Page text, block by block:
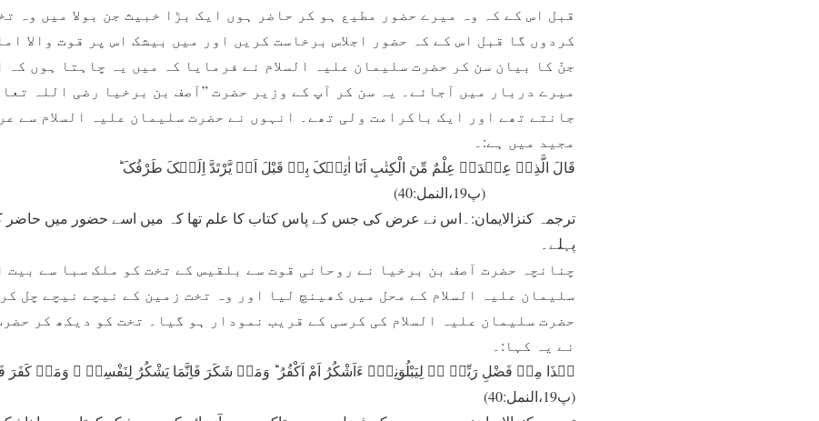
قبل اس کے کہ وہ میرے حضور مطیع ہو کر حاضر ہوں ایک بڑا خبیث جن بولا میں وہ
کردوں گا قبل اس کے کہ حضور اجلاس برخاست کریں اور میں بیشک اس پر قوت والا
جنّ کا بیان سن کر حضرت سلیمان علیہ السلام نے فرمایا کہ میں یہ چاہتا ہوں کہ
میرے دربار میں آجائے۔ یہ سن کر آپ کے وزیر حضرت ”آصف بن برخیا رضی اللہ
جانتے تھے اور ایک باکرامت ولی تھے۔ انہوں نے حضرت سلیمان علیہ السلام سے
مجید میں ہے:۔
قَالَ الَّذِیۡ عِنۡدَہٗ عِلْمٌ مِّنَ الْکِتٰبِ اَنَا اٰتِیۡکَ بِہٖ قَبْلَ اَنۡ یَّرْتَدَّ اِلَیۡکَ طَرْفُکَ ؕ
(پ19،النمل:40)
ترجمہ کنزالایمان:۔اس نے عرض کی جس کے پاس کتاب کا علم تھا کہ میں اسے حضور میں حاضر
پہلے۔
چنانچہ حضرت آصف بن برخیا نے روحانی قوت سے بلقیس کے تخت کو ملک سبا سے بیت
سلیمان علیہ السلام کے محل میں کھینچ لیا اور وہ تخت زمین کے نیچے نیچے چل
حضرت سلیمان علیہ السلام کی کرسی کے قریب نمودار ہو گیا۔ تخت کو دیکھ کر
نے یہ کہا:۔
(پ19،النمل:40)